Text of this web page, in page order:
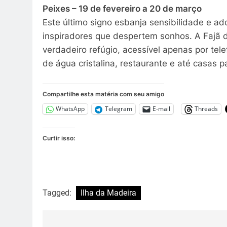
Peixes – 19 de fevereiro a 20 de março
Este último signo esbanja sensibilidade e
inspiradores que despertem sonhos. A Fajã
verdadeiro refúgio, acessível apenas por
de água cristalina, restaurante e até casas
Compartilhe esta matéria com seu amigo
WhatsApp Telegram E-mail Threads
Curtir isso:
Tagged: Ilha da Madeira